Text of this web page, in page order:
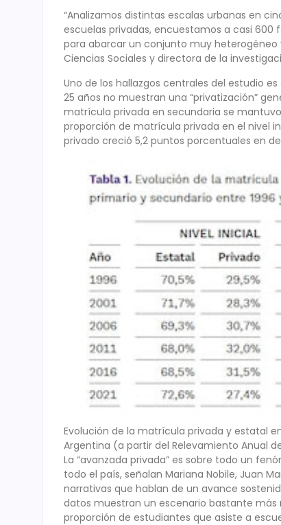
“Analizamos distintas escalas urbanas en
escuelas privadas, encuestamos a casi
para abarcar un conjunto muy heterogéneo
Ciencias Sociales y directora de la
Uno de los hallazgos centrales del estudio
25 años no muestran una “privatización”
matrícula privada en secundaria se
proporción de matrícula privada en el nivel
privado creció 5,2 puntos porcentuales en
Evolución de la matrícula privada y estatal
Argentina (a partir del Relevamiento Anual de
La “avanzada privada” es sobre todo un
todo el país, señalan Mariana Nobile, Juan
narrativas que hablan de un avance
datos muestran un escenario bastante más
proporción de estudiantes que asiste a